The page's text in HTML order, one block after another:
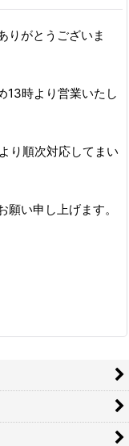
りがとうございま
13時より営業いたし
り順次対応してまい
い申し上げます。